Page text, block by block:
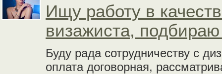
Ищу работу в
визажиста,
Буду рада сотрудничеству с
оплата договорная,